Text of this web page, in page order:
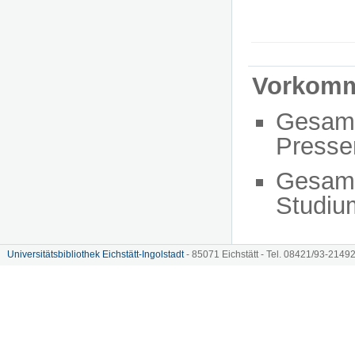
Universitätsbibliothek Eichstätt-Ingolstadt- 85071 Eichstätt - Tel. 08421/93-